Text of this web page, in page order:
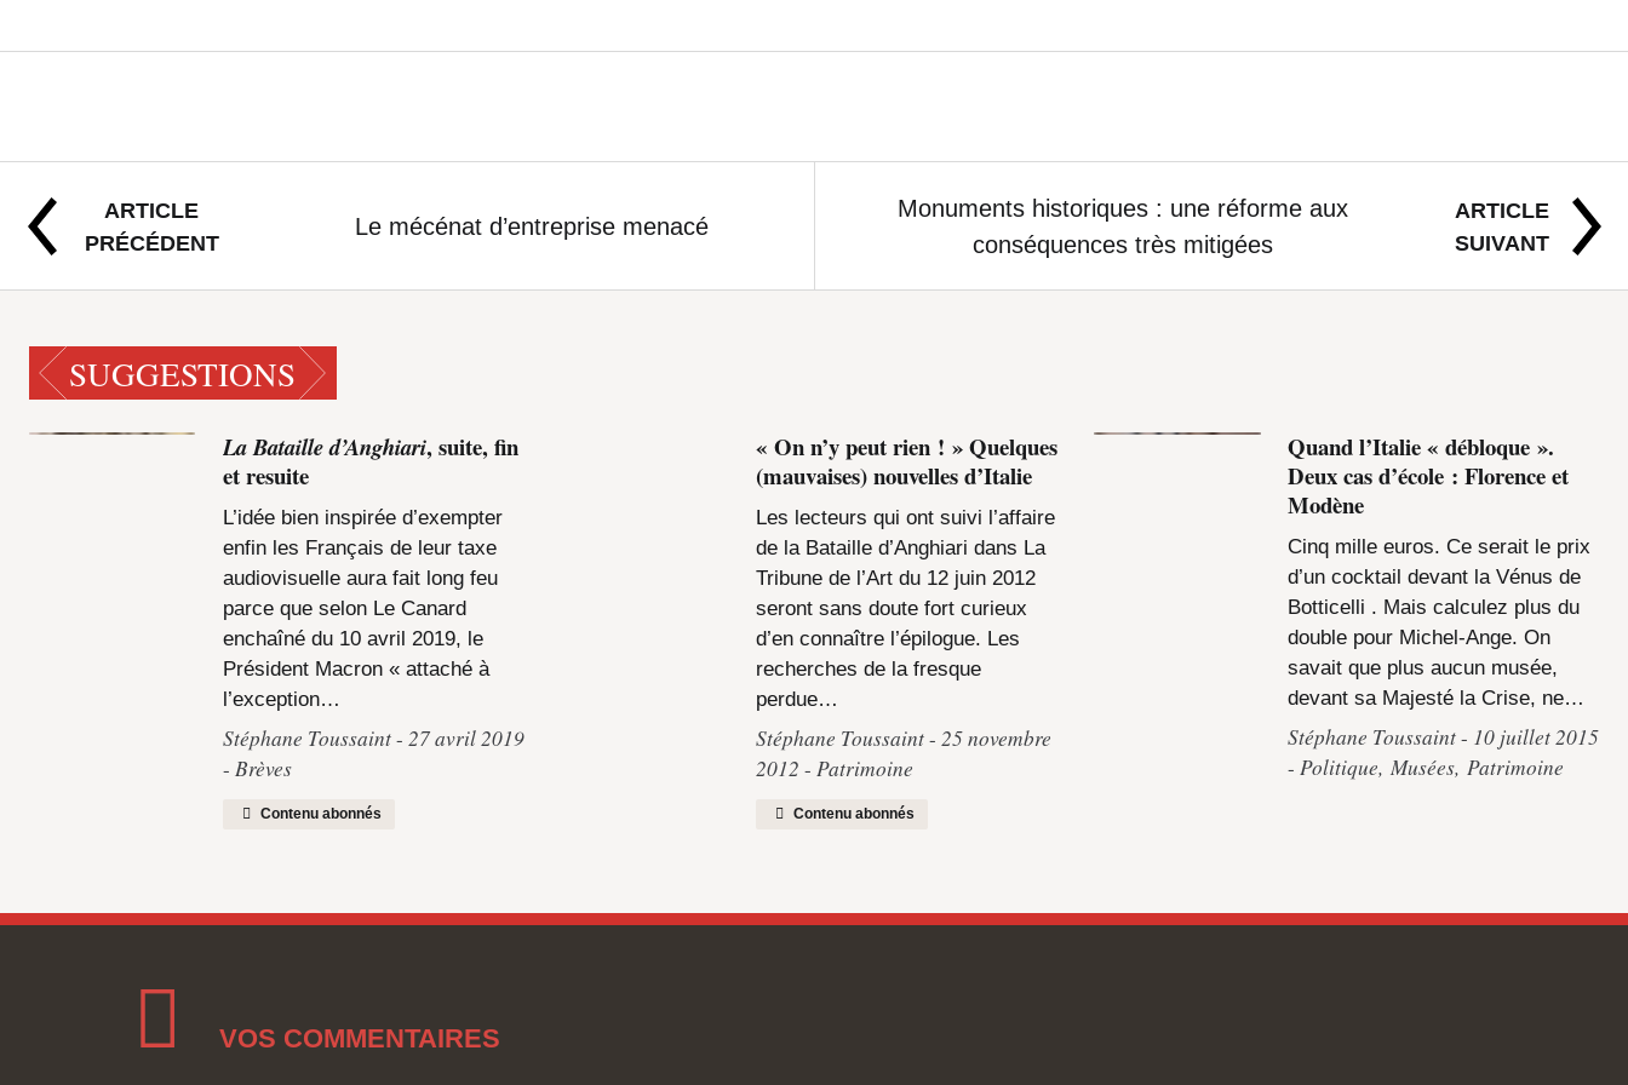
ARTICLE
PRÉCÉDENT
Le mécénat d’entreprise menacé
ARTICLE
SUIVANT
Monuments historiques : une réforme aux
conséquences très mitigées
SUGGESTIONS
La Bataille d’Anghiari, suite, fin
et resuite
L’idée bien inspirée d’exempter
enfin les Français de leur taxe
audiovisuelle aura fait long feu
parce que selon Le Canard
enchaîné du 10 avril 2019, le
Président Macron « attaché à
l’exception…
Stéphane Toussaint 27 avril 2019
Brèves
Contenu abonnés
« On n’y peut rien ! » Quelques
(mauvaises) nouvelles d’Italie
Les lecteurs qui ont suivi l’affaire
de la Bataille d’Anghiari dans La
Tribune de l’Art du 12 juin 2012
seront sans doute fort curieux
d’en connaître l’épilogue. Les
recherches de la fresque
perdue…
Stéphane Toussaint 25 novembre
2012
Patrimoine
Contenu abonnés
Quand l’Italie « débloque ».
Deux cas d’école : Florence et
Modène
Cinq mille euros. Ce serait le prix
d’un cocktail devant la Vénus de
Botticelli . Mais calculez plus du
double pour Michel-Ange. On
savait que plus aucun musée,
devant sa Majesté la Crise, ne…
Stéphane Toussaint 10 juillet 2015
Politique,Musées,Patrimoine
VOS COMMENTAIRES